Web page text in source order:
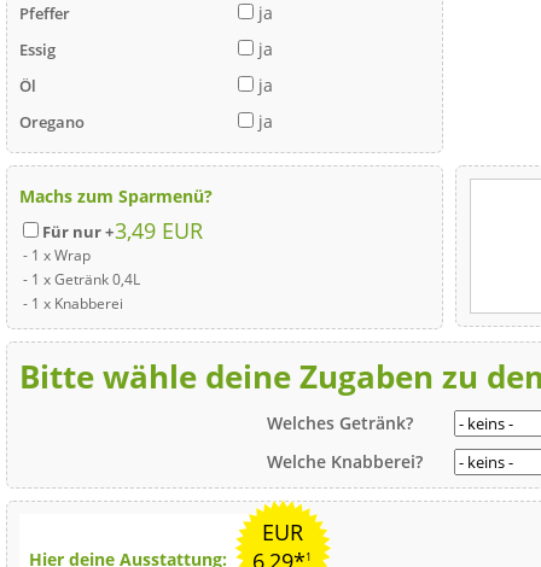
Pfeffer ja
Essig ja
Öl ja
Oregano ja
Machs zum Sparmenü?
Für nur +3,49 EUR
- 1 x Wrap
- 1 x Getränk 0,4L
- 1 x Knabberei
Bitte wähle deine Zugaben zu
Welches Getränk?
Welche Knabberei?
EUR
6,29*1
Hier deine Ausstattung: